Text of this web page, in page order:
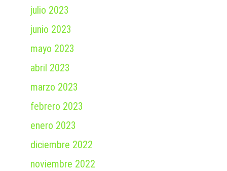
julio 2023
junio 2023
mayo 2023
abril 2023
marzo 2023
febrero 2023
enero 2023
diciembre 2022
noviembre 2022